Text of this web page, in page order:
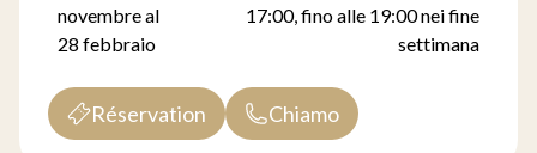
novembre al
28 febbraio
17:00, fino alle 19:00 nei fine
settimana
Réservation Chiamo